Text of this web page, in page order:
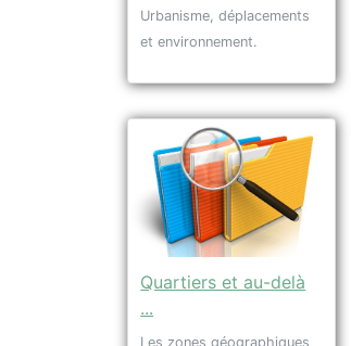
Urbanisme, déplacements
et environnement.
Quartiers et au-delà
...
Les zones géographiques